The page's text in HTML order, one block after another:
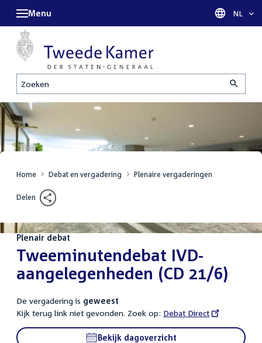
Zoeken
Menu Taal
NL
Home Debat en vergadering Plenaire vergaderingen
Delen
Plenair debat
:Tweeminutendebat IVD-
aangelegenheden (CD 21/6)
De vergadering is geweest
Kijk terug link niet gevonden. Zoek op: External
link:
Debat Direct
Bekijk dagoverzicht